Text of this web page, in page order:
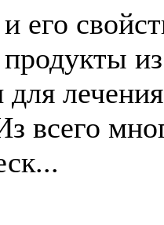
его
для
всего